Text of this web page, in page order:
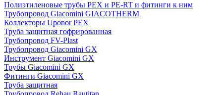
Полиэтиленовые трубы PEX и PE-RT и фитинги к ним
Трубопровод Giacomini GIACOTHERM
Коллекторы Uponor PEX
Труба защитная гофрированная
Трубопровод FV-Plast
Трубопровод Giacomini GX
Инструмент Giacomini GX
Трубы Giacomini GX
Фитинги Giacomini GX
Труба защитная